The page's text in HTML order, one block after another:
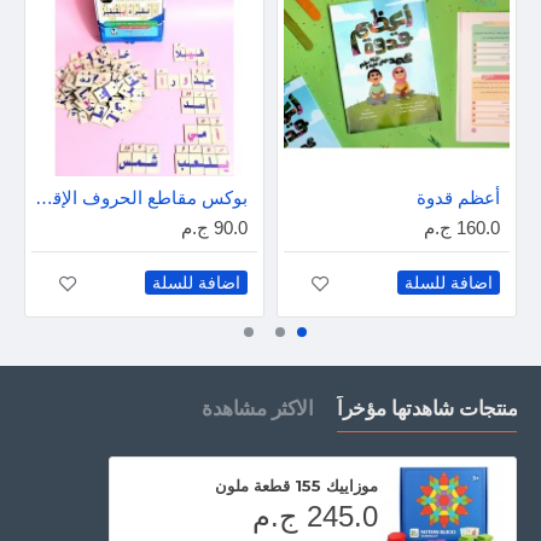
أعظم قدوة
160.0 ج.م
اضافة للسلة
بوكس مقاطع الحروف الإقتصادى
90.0 ج.م
اضافة للسلة
منتجات شاهدتها مؤخراً الاكثر مشاهدة
موزاييك 155 قطعة ملون
245.0 ج.م